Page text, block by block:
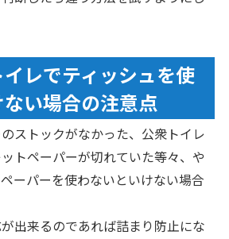
レでティッシュを使
い場合の注意点
ストックがなかった、公衆トイレ
トペーパーが切れていた等々、や
ーパーを使わないといけない場合
出来るのであれば詰まり防止にな